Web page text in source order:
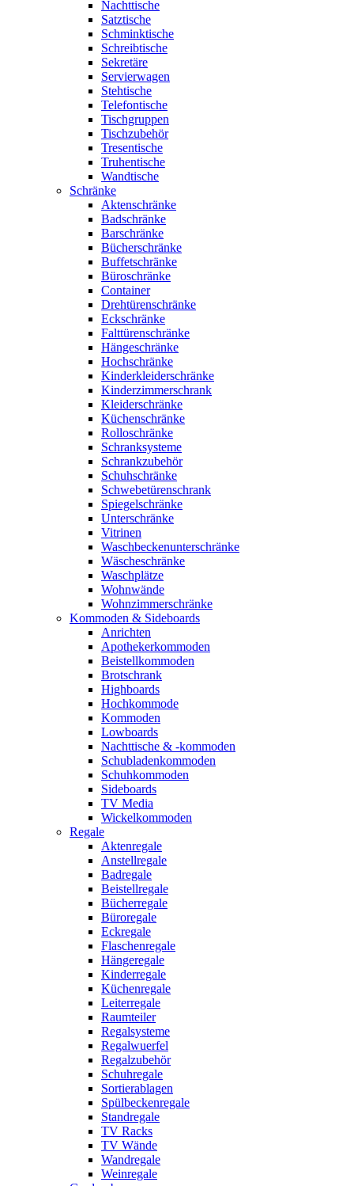
Nachttische
Satztische
Schminktische
Schreibtische
Sekretäre
Servierwagen
Stehtische
Telefontische
Tischgruppen
Tischzubehör
Tresentische
Truhentische
Wandtische
Schränke
Aktenschränke
Badschränke
Barschränke
Bücherschränke
Buffetschränke
Büroschränke
Container
Drehtürenschränke
Eckschränke
Falttürenschränke
Hängeschränke
Hochschränke
Kinderkleiderschränke
Kinderzimmerschrank
Kleiderschränke
Küchenschränke
Rolloschränke
Schranksysteme
Schrankzubehör
Schuhschränke
Schwebetürenschrank
Spiegelschränke
Unterschränke
Vitrinen
Waschbeckenunterschränke
Wäscheschränke
Waschplätze
Wohnwände
Wohnzimmerschränke
Kommoden & Sideboards
Anrichten
Apothekerkommoden
Beistellkommoden
Brotschrank
Highboards
Hochkommode
Kommoden
Lowboards
Nachttische & -kommoden
Schubladenkommoden
Schuhkommoden
Sideboards
TV Media
Wickelkommoden
Regale
Aktenregale
Anstellregale
Badregale
Beistellregale
Bücherregale
Büroregale
Eckregale
Flaschenregale
Hängeregale
Kinderregale
Küchenregale
Leiterregale
Raumteiler
Regalsysteme
Regalwuerfel
Regalzubehör
Schuhregale
Sortierablagen
Spülbeckenregale
Standregale
TV Racks
TV Wände
Wandregale
Weinregale